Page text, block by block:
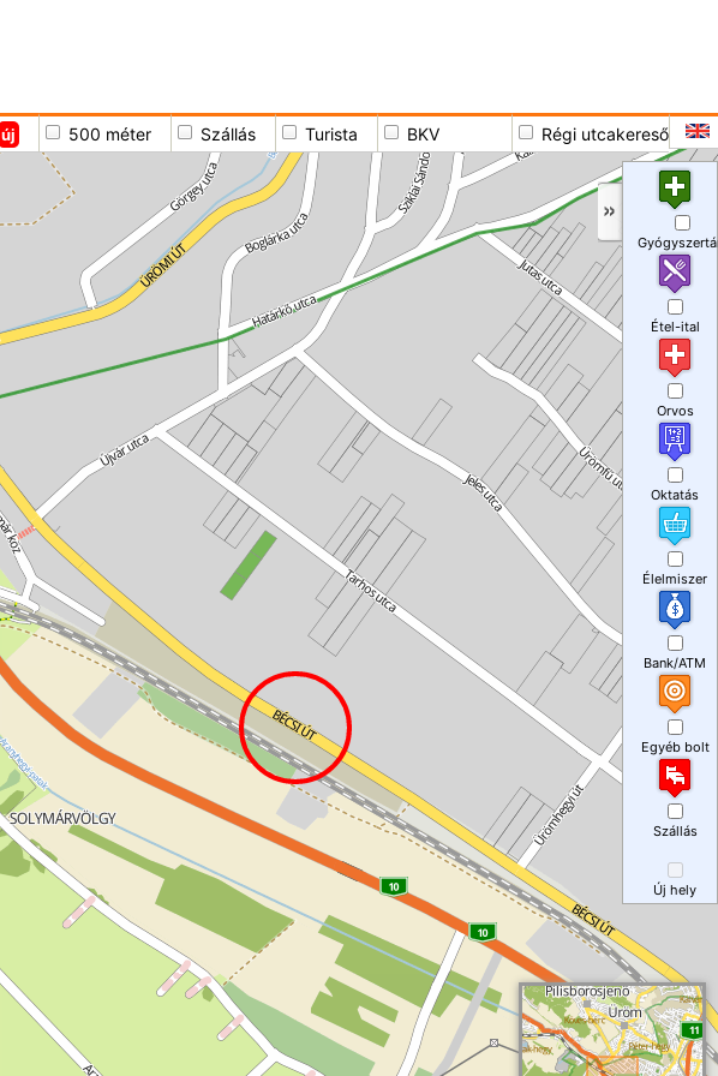
új 500 méter Szállás Turista BKV Régi utcakereső
Étel-ital
Orvos
Oktatás
Élelmiszer
Bank/ATM
Egyéb bolt
Szállás
Új hely